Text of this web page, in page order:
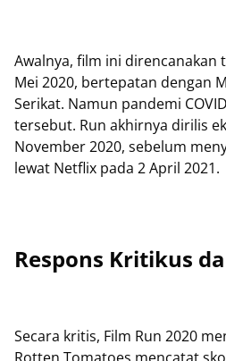
Awalnya, film ini direncanakan
Mei 2020, bertepatan dengan
Serikat. Namun pandemi
tersebut. Run akhirnya dirilis
November 2020, sebelum
lewat Netflix pada 2 April 2021.
Respons Kritikus
Secara kritis, Film Run 2020